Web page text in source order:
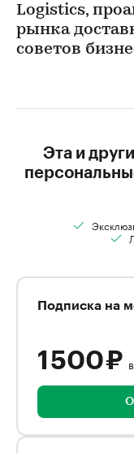
Logistics,
рынка
советов
Эта и
Подписка на
1 500 ₽